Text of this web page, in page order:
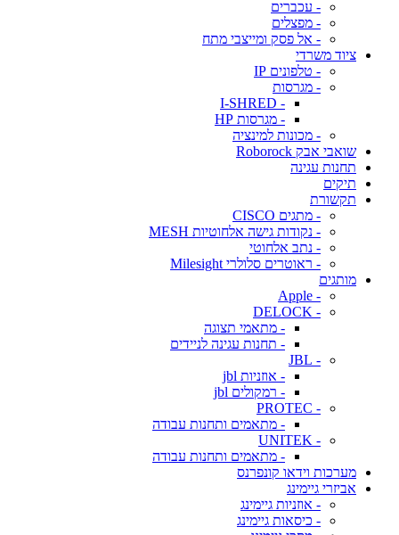
- עכברים
- מפצלים
- אל פסק ומייצבי מתח
ציוד משרדי
- טלפונים IP
- מגרסות
- I-SHRED
- מגרסות HP
- מכונות למינציה
שואבי אבק Roborock
תחנות עגינה
תיקים
תקשורת
- מתגים CISCO
- נקודות גישה אלחוטיות MESH
- נתב אלחוטי
- ראוטרים סלולרי Milesight
מותגים
- Apple
- DELOCK
- מתאמי תצוגה
- תחנות עגינה לניידים
- JBL
- אוזניות jbl
- רמקולים jbl
- PROTEC
- מתאמים ותחנות עבודה
- UNITEK
- מתאמים ותחנות עבודה
מערכות וידאו קונפרנס
אביזרי גיימינג
- אוזניות גיימינג
- כיסאות גיימינג